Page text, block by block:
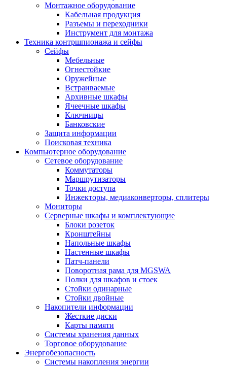
Монтажное оборудование
Кабельная продукция
Разъемы и переходники
Инструмент для монтажа
Техника контршпионажа и сейфы
Сейфы
Мебельные
Огнестойкие
Оружейные
Встраиваемые
Архивные шкафы
Ячеечные шкафы
Ключницы
Банковские
Защита информации
Поисковая техника
Компьютерное оборудование
Сетевое оборудование
Коммутаторы
Маршрутизаторы
Точки доступа
Инжекторы, медиаконверторы, сплитеры
Мониторы
Серверные шкафы и комплектующие
Блоки розеток
Кронштейны
Напольные шкафы
Настенные шкафы
Патч-панели
Поворотная рама для MGSWA
Полки для шкафов и стоек
Стойки одинарные
Стойки двойные
Накопители информации
Жесткие диски
Карты памяти
Системы хранения данных
Торговое оборудование
Энергобезопасность
Системы накопления энергии